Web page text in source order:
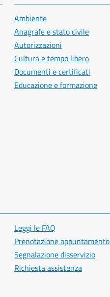
Ambiente
Anagrafe e stato civile
Autorizzazioni
Cultura e tempo libero
Documenti e certificati
Educazione e formazione
Leggi le FAQ
Prenotazione appuntamento
Segnalazione disservizio
Richiesta assistenza